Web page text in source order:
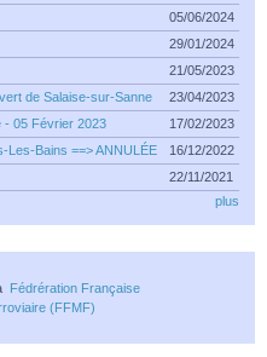
05/06/2024
29/01/2024
21/05/2023
de Salaise-sur-Sanne
23/04/2023
- 05 Février 2023
17/02/2023
Les-Bains ==> ANNULÉE
16/12/2022
22/11/2021
plus
Fédrération Française
(FFMF)